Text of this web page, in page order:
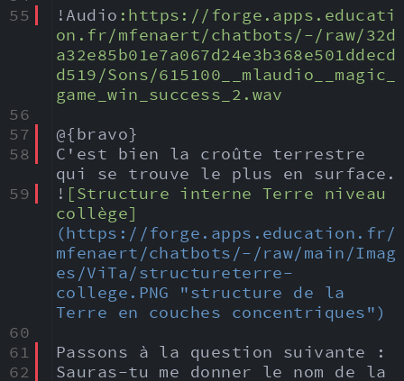
55
!Audio : https: //forge.apps.educati
on.fr/mfenaert/chatbots/-/raw/32d
a32e85b01e7a067d24e3b368e501ddecd
d519/Sons/615100__mlaudio__magic_
game_win_success_2.wav
56
57
@{bravo}
58
C'est bien la croûte terrestre
qui se trouve le plus en surface.
59
! [Structure interne Terre niveau
collège]
(https://forge.apps.education.fr/
mfenaert/chatbots/-/raw/main/Imag
es/ViTa/structureterre-
college.PNG "structure de la
Terre en couches concentriques")
60
61
Passons à la question suivante :
62
Sauras-tu me donner le nom de la